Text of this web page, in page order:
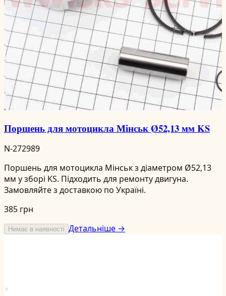
Поршень для мотоцикла Мінськ Ø52,13 мм KS
N-272989
Поршень для мотоцикла Мінськ з діаметром Ø52,13
мм у зборі KS. Підходить для ремонту двигуна.
Замовляйте з доставкою по Україні.
385 грн
Немає в наявності Детальніше →